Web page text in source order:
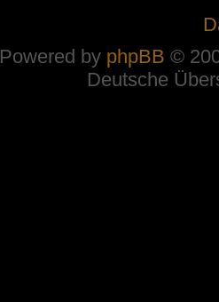
Powered by phpBB ©
Deutsche